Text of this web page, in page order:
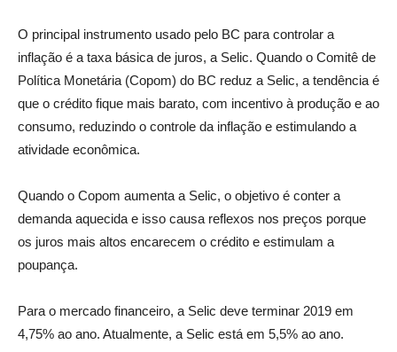
O principal instrumento usado pelo BC para controlar a
inflação é a taxa básica de juros, a Selic. Quando o Comitê de
Política Monetária (Copom) do BC reduz a Selic, a tendência é
que o crédito fique mais barato, com incentivo à produção e ao
consumo, reduzindo o controle da inflação e estimulando a
atividade econômica.
Quando o Copom aumenta a Selic, o objetivo é conter a
demanda aquecida e isso causa reflexos nos preços porque
os juros mais altos encarecem o crédito e estimulam a
poupança.
Para o mercado financeiro, a Selic deve terminar 2019 em
4,75% ao ano. Atualmente, a Selic está em 5,5% ao ano.